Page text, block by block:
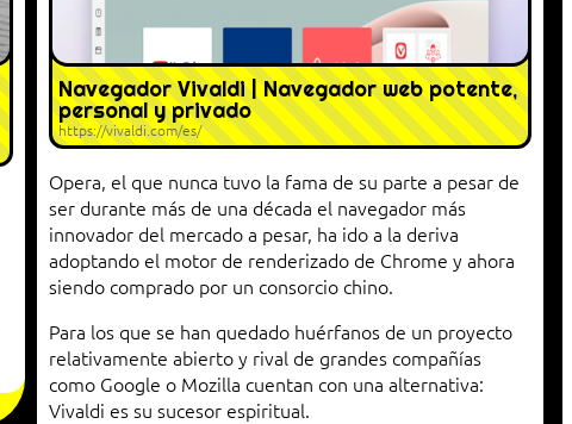
Navegador Vivaldi | Navegador web potente,
personal y privado
https://vivaldi.com/es/
Opera, el que nunca tuvo la fama de su parte a pesar de
ser durante más de una década el navegador más
innovador del mercado a pesar, ha ido a la deriva
adoptando el motor de renderizado de Chrome y ahora
siendo comprado por un consorcio chino.
Para los que se han quedado huérfanos de un proyecto
relativamente abierto y rival de grandes compañías
como Google o Mozilla cuentan con una alternativa:
Vivaldi es su sucesor espiritual.